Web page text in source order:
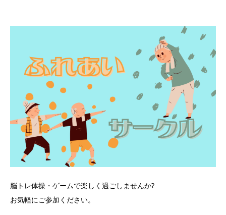
脳トレ体操・ゲームで楽しく過ごしませんか?
お気軽にご参加ください。